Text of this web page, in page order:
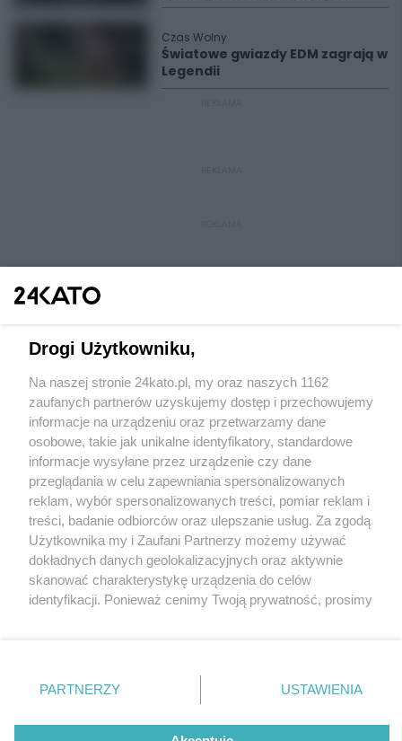
Czas Wolny
Światowe gwiazdy EDM zagrają w
Legendii
Wydawca mediów lokalnych
Nie zapomnij
zapoznać się z:
polityką prywatności regulamin korzystania z portali
Twojemiasto
Piekary Śląskie
Chorzów
Tarnowskie Góry
Gliwice
Skontakuj sięz nami
Kontakt
Wydawca
Redakcja
Drogi Użytkowniku,
Na naszej stronie 24kato.pl, my oraz naszych 1162
zaufanych partnerów uzyskujemy dostęp i przechowujemy
informacje na urządzeniu oraz przetwarzamy dane
osobowe, takie jak unikalne identyfikatory, standardowe
informacje wysyłane przez urządzenie czy dane
przeglądania w celu zapewniania spersonalizowanych
reklam, wybór spersonalizowanych treści, pomiar reklam i
treści, badanie odbiorców oraz ulepszanie usług. Za zgodą
Użytkownika my i Zaufani Partnerzy możemy używać
dokładnych danych geolokalizacyjnych oraz aktywnie
skanować charakterystykę urządzenia do celów
identyfikacji. Ponieważ cenimy Twoją prywatność, prosimy
prywatności znajdujący się w lewym dolnym rogu strony
. Niektóre rodzaje przetwarzania danych nie wymagają
zgody użytkownika, ale masz prawo sprzeciwić się
PARTNERZY USTAWIENIA